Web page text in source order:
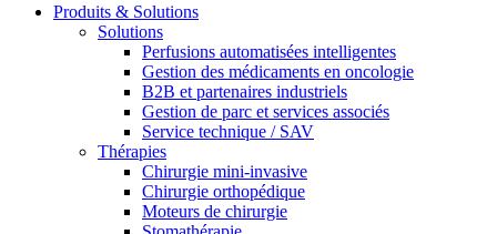
Produits & Solutions
Solutions
Perfusions automatisées intelligentes
Gestion des médicaments en oncologie
B2B et partenaires industriels
Gestion de parc et services associés
Service technique / SAV
Thérapies
Chirurgie mini-invasive
Chirurgie orthopédique
Moteurs de chirurgie